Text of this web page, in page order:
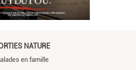
NATURE
en famille